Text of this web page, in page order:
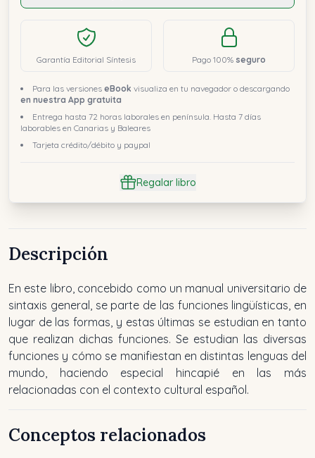
Garantía Editorial Síntesis Pago 100% seguro
Para las versiones eBook visualiza en tu navegador o descargando
en nuestra App gratuita
Entrega hasta 72 horas laborales en península. Hasta 7 días
laborables en Canarias y Baleares
Tarjeta crédito/débito y paypal
Regalar libro
Descripción
En este libro, concebido como un manual universitario de
sintaxis general, se parte de las funciones lingüísticas, en
lugar de las formas, y estas últimas se estudian en tanto
que realizan dichas funciones. Se estudian las diversas
funciones y cómo se manifiestan en distintas lenguas del
mundo, haciendo especial hincapié en las más
relacionadas con el contexto cultural español.
Conceptos relacionados